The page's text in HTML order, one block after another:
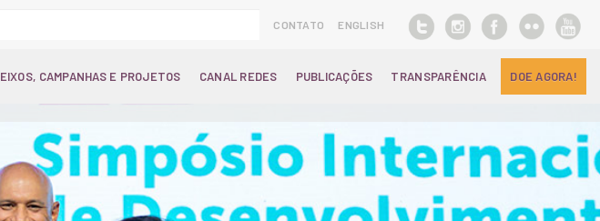
CONTATO ENGLISH
EIXOS, CAMPANHAS E PROJETOS CANAL REDES PUBLICAÇÕES TRANSPARÊNCIA DOE AGORA!